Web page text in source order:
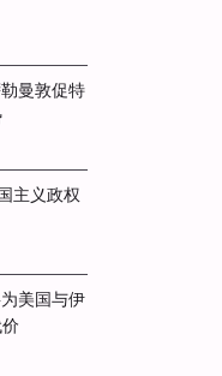
曼敦促特
主义政权
美国与伊